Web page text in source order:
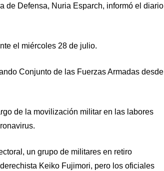
de Defensa, Nuria Esparch, informó el diario
el miércoles 28 de julio.
Conjunto de las Fuerzas Armadas desde
de la movilización militar en las labores
un grupo de militares en retiro
Keiko Fujimori, pero los oficiales